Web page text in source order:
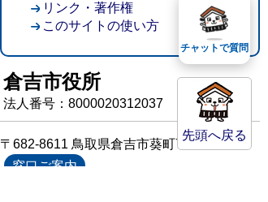
先頭へ戻る
リンク・著作権
このサイトの使い方
倉吉市役所
法人番号：8000020312037
〒682-8611 鳥取県倉吉市葵町722
窓口ご案内
チャットで質問